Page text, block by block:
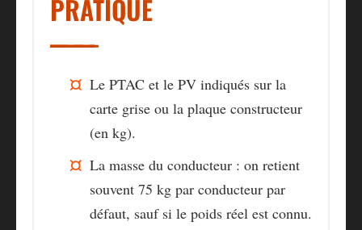
PRATIQUE
Le PTAC et le PV indiqués sur la
carte grise ou la plaque constructeur
(en kg).
La masse du conducteur : on retient
souvent 75 kg par conducteur par
défaut, sauf si le poids réel est connu.